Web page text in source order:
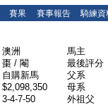
賽果 賽事報告 騎練資
澳洲
棗 / 閹
自購新馬
$2,098,350
3-4-7-50
馬主
最後評分
父系
母系
外祖父